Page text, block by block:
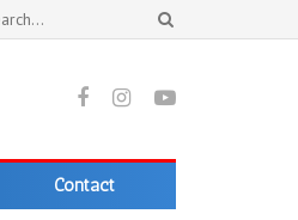
Contact